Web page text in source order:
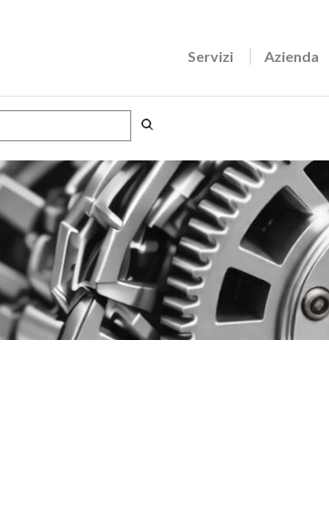
Servizi Azienda